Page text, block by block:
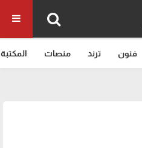
فنون ترند منصات المكتبة